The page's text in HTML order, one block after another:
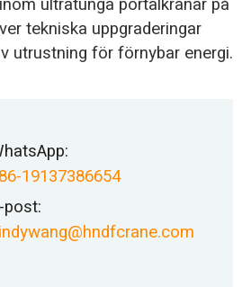
tekniska uppgraderingar
utrustning för förnybar energi.
19137386654
post: